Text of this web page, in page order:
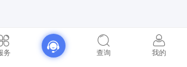
务 查询 我的